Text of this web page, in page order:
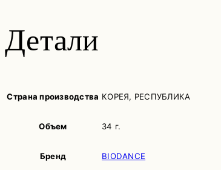
Детали
Страна производства КОРЕЯ, РЕСПУБЛИКА
Объем 34 г.
Бренд BIODANCE